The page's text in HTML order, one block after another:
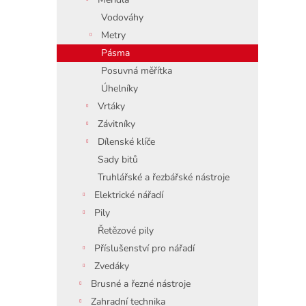
Vodováhy
Metry
Pásma
Posuvná měřítka
Úhelníky
Vrtáky
Závitníky
Dílenské klíče
Sady bitů
Truhlářské a řezbářské nástroje
Elektrické nářadí
Pily
Řetězové pily
Příslušenství pro nářadí
Zvedáky
Brusné a řezné nástroje
Zahradní technika